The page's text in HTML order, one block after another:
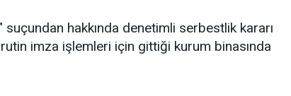
suçundan hakkında denetimli serbestlik kararı
imza işlemleri için gittiği kurum binasında